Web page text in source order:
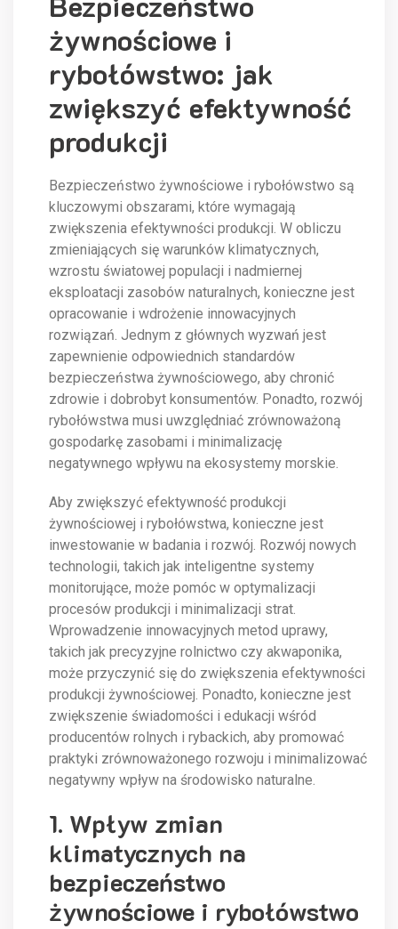
żywnościowe i
rybołówstwo: jak
zwiększyć efektywność
produkcji
Bezpieczeństwo żywnościowe i rybołówstwo są
kluczowymi obszarami, które wymagają
zwiększenia efektywności produkcji. W obliczu
zmieniających się warunków klimatycznych,
wzrostu światowej populacji i nadmiernej
eksploatacji zasobów naturalnych, konieczne jest
opracowanie i wdrożenie innowacyjnych
rozwiązań. Jednym z głównych wyzwań jest
zapewnienie odpowiednich standardów
bezpieczeństwa żywnościowego, aby chronić
zdrowie i dobrobyt konsumentów. Ponadto, rozwój
rybołówstwa musi uwzględniać zrównoważoną
gospodarkę zasobami i minimalizację
negatywnego wpływu na ekosystemy morskie.
Aby zwiększyć efektywność produkcji
żywnościowej i rybołówstwa, konieczne jest
inwestowanie w badania i rozwój. Rozwój nowych
technologii, takich jak inteligentne systemy
monitorujące, może pomóc w optymalizacji
procesów produkcji i minimalizacji strat.
Wprowadzenie innowacyjnych metod uprawy,
takich jak precyzyjne rolnictwo czy akwaponika,
może przyczynić się do zwiększenia efektywności
produkcji żywnościowej. Ponadto, konieczne jest
zwiększenie świadomości i edukacji wśród
producentów rolnych i rybackich, aby promować
praktyki zrównoważonego rozwoju i minimalizować
negatywny wpływ na środowisko naturalne.
1. Wpływ zmian
klimatycznych na
bezpieczeństwo
żywnościowe i rybołówstwo